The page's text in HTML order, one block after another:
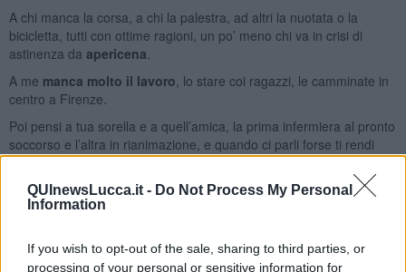
QUInewsLucca.it - Do Not Process My Personal
Information
If you wish to opt-out of the sale, sharing to third parties, or
processing of your personal or sensitive information for
A chi manca la corsa, a chi la palestra, ad altri la nuotata o la
bicicletta, tutti con ottime ragioni, un po’ meno chi va in crisi di
astinenza da apericena
A me manca molto il lavoro , lo stare coi ragazzi, le camminate in
centro a Firenze.
Poi pensi a tua sorella e a quell’amica, la prima infermiera al pronto
soccorso e l’altra in rianimazione, e quando ci parli forse ti rendi
conto che se a te va malec’è a chi va peggio, e se la sola cosa
che puoi fare per
dare il tuo contributo è stare a casa, fallo.
Se proprio vuoi uscire fa che sia per
una signora che potrebbe essere tua madre.